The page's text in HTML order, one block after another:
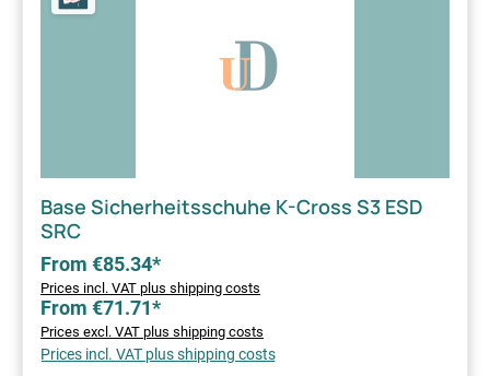
Base Sicherheitsschuhe K-Cross S3 ESD
SRC
From €85.34*
Prices incl. VAT plus shipping costs
From €71.71*
Prices excl. VAT plus shipping costs
Prices incl. VAT plus shipping costs